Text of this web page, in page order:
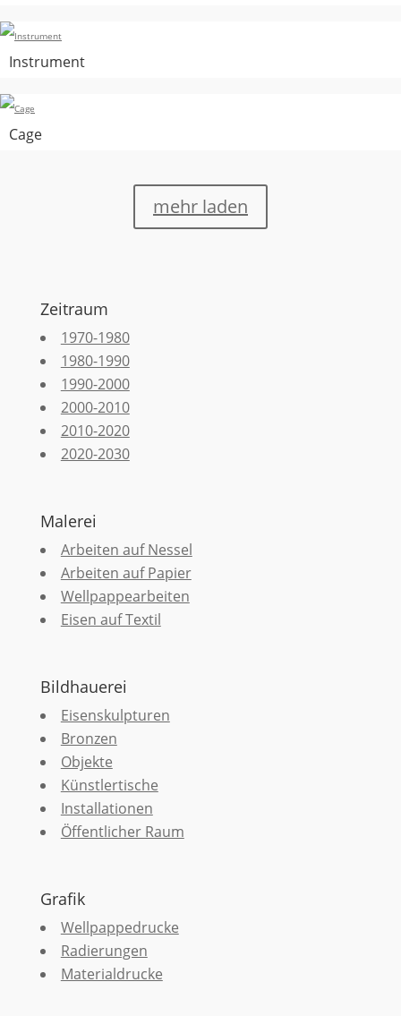
Instrument
Cage
mehr laden
Zeitraum
1970-1980
1980-1990
1990-2000
2000-2010
2010-2020
2020-2030
Malerei
Arbeiten auf Nessel
Arbeiten auf Papier
Wellpappearbeiten
Eisen auf Textil
Bildhauerei
Eisenskulpturen
Bronzen
Objekte
Künstlertische
Installationen
Öffentlicher Raum
Grafik
Wellpappedrucke
Radierungen
Materialdrucke